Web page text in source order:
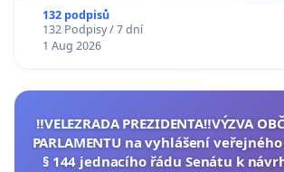
132 podpisů
132 Podpisy / 7 dní
1 Aug 2026
‼️VELEZRADA PREZIDENTA‼️VÝZVA
PARLAMENTU na vyhlášení
§ 144 jednacího řádu Senátu k